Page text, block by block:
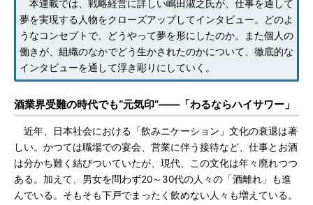
本連載では、戦略経営に詳しい嶋田淑之氏が、仕事を通して
夢を実現する人物をクローズアップしてインタビュー。どのよ
うなコンセプトで、どうやって夢を形にしたのか。また個人の
働きが、組織のなかでどう生かされたのかについて、徹底的な
インタビューを通して浮き彫りにしていく。
酒業界受難の時代でも“元気印”――「わるならハイサワー」
近年、日本社会における「飲みニケーション」文化の衰退は著
しい。かつては職場での宴会、営業に伴う接待など、仕事とお酒
は分かち難く結びついていたが、現代、この文化は年々廃れつつ
ある。加えて、男女を問わず20～30代の人々の「酒離れ」も進
んでいる。そもそも下戸でまったく飲めない人々も増えている。